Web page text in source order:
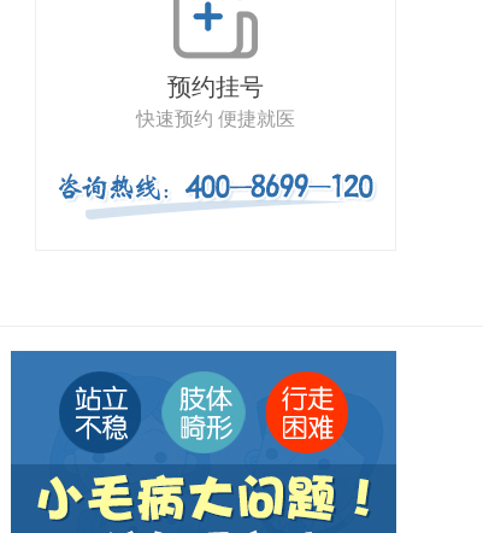
预约挂号
快速预约 便捷就医